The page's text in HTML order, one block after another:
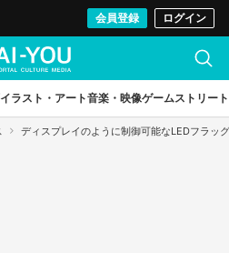
会員登録 ログイン
イラスト・アート音楽・映像ゲームストリート
ディスプレイのように制御可能なLEDフラッ